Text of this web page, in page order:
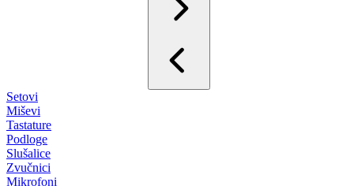
Setovi
Miševi
Tastature
Podloge
Slušalice
Zvučnici
Mikrofoni